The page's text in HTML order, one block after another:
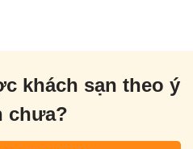
khách sạn theo ý
chưa?